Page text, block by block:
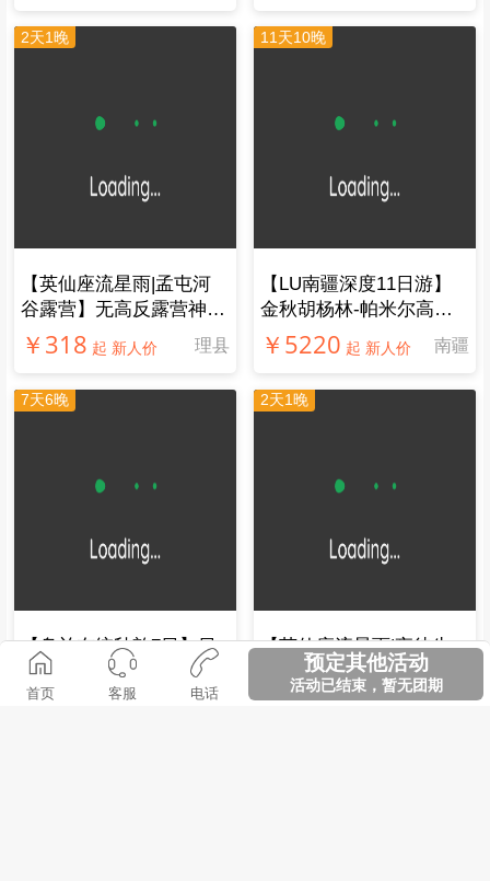
2天1晚
【​英仙座流星雨|孟屯河
谷露营】无高反露营神仙
地！雪山星空森林溪流，
品尝特色藏式火锅
￥318 起 新人价 理县
11天10晚
【LU南疆深度11日游】
金秋胡杨林-帕米尔高
原，南疆风光人文一网打
尽
￥5220 起 新人价 南疆
7天6晚
【乌兰布统秋韵7日】日
升月潜，沙湖敖包，神仙
秋景！
￥3220
2天1晚
【英仙座流星雨|夜徒牛
背山】牛背山2026登高，
登牛背之巅，解锁最美日
￥308
首页 客服 电话
预定其他活动
活动已结束，暂无团期